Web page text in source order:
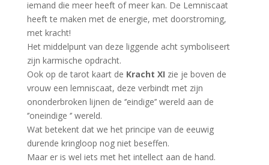
iemand die meer heeft of meer kan. De Lemniscaat
heeft te maken met de energie, met doorstroming,
met kracht!
Het middelpunt van deze liggende acht symboliseert
zijn karmische opdracht.
Ook op de tarot kaart de Kracht XI zie je boven de
vrouw een lemniscaat, deze verbindt met zijn
ononderbroken lijnen de ‘’eindige’’ wereld aan de
‘’oneindige ‘’ wereld.
Wat betekent dat we het principe van de eeuwig
durende kringloop nog niet beseffen.
Maar er is wel iets met het intellect aan de hand.